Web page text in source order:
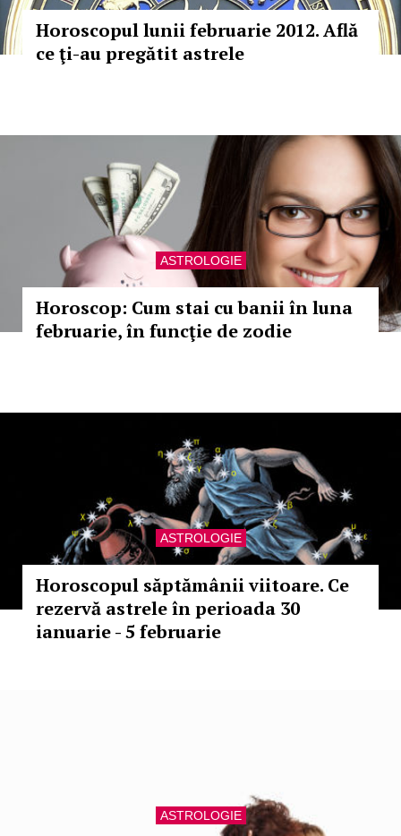
Horoscopul lunii februarie 2012. Află
ce ţi-au pregătit astrele
ASTROLOGIE
Horoscop: Cum stai cu banii în luna
februarie, în funcţie de zodie
ASTROLOGIE
Horoscopul săptămânii viitoare. Ce
rezervă astrele în perioada 30
ianuarie - 5 februarie
ASTROLOGIE